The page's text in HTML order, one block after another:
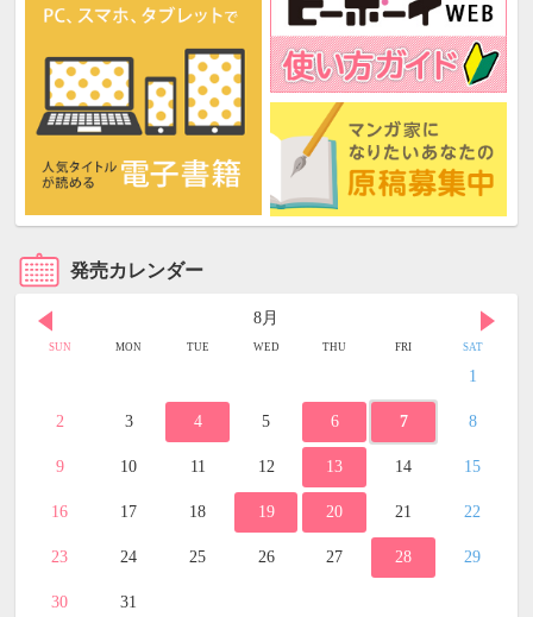
発売カレンダー
8月
SUN MON TUE WED THU FRI SAT
1
2 3 4 5 6 7 8
9 10 11 12 13 14 15
16 17 18 19 20 21 22
23 24 25 26 27 28 29
30 31